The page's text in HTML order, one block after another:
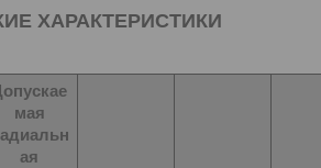
ХАРАКТЕРИСТИКИ
мая
ая